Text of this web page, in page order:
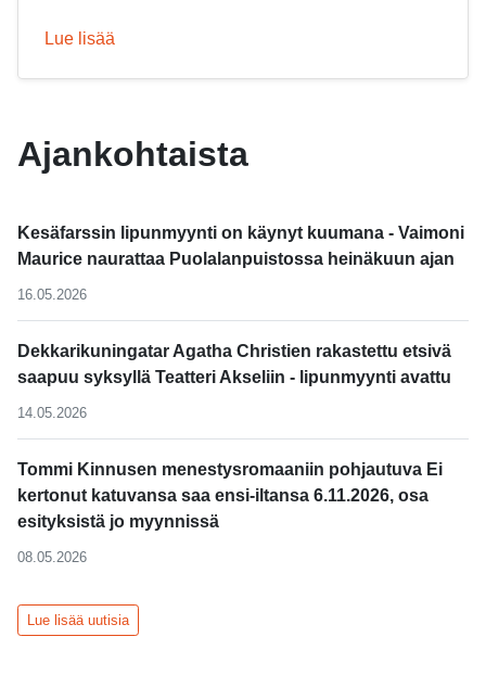
Ajankohtaista
Kesäfarssin lipunmyynti on käynyt kuumana - Vaimoni
Maurice naurattaa Puolalanpuistossa heinäkuun ajan
16.05.2026
Dekkarikuningatar Agatha Christien rakastettu etsivä
saapuu syksyllä Teatteri Akseliin - lipunmyynti avattu
14.05.2026
Tommi Kinnusen menestysromaaniin pohjautuva Ei
kertonut katuvansa saa ensi-iltansa 6.11.2026, osa
esityksistä jo myynnissä
08.05.2026
Lue lisää uutisia
Lue lisää